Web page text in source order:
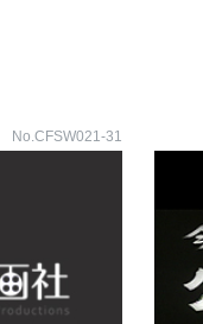
No.CFSW021-31